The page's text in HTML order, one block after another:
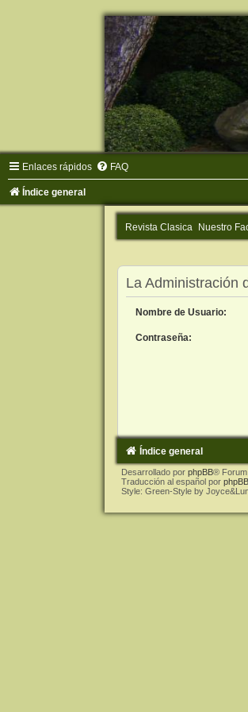
Enlaces rápidos FAQ
Índice general
Revista Clasica Nuestro
La Administración
Nombre de Usuario:
Contraseña:
Índice general
Desarrollado por phpBB® Forum
Traducción al español por
Style: Green-Style by